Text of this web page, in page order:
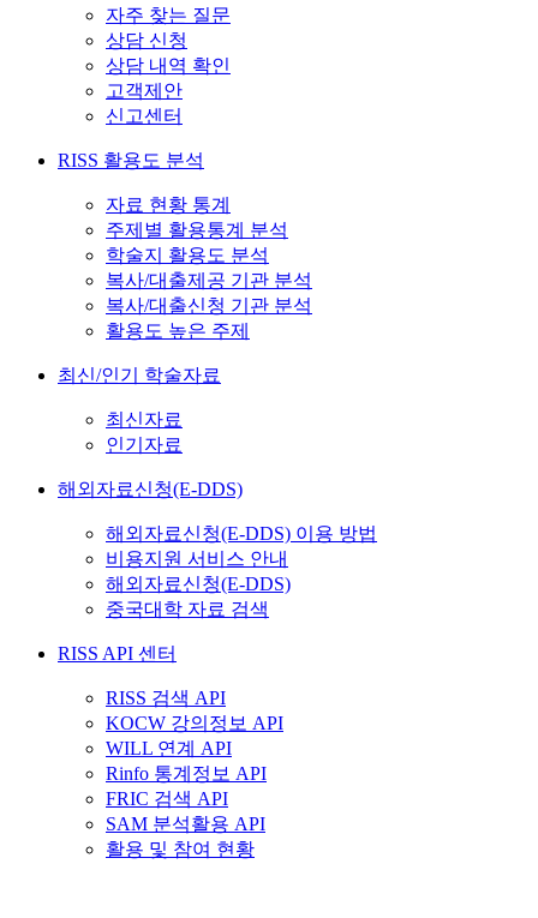
자주 찾는 질문
상담 신청
상담 내역 확인
고객제안
신고센터
RISS 활용도 분석
자료 현황 통계
주제별 활용통계 분석
학술지 활용도 분석
복사/대출제공 기관 분석
복사/대출신청 기관 분석
활용도 높은 주제
최신/인기 학술자료
최신자료
인기자료
해외자료신청(E-DDS)
해외자료신청(E-DDS) 이용 방법
비용지원 서비스 안내
해외자료신청(E-DDS)
중국대학 자료 검색
RISS API 센터
RISS 검색 API
KOCW 강의정보 API
WILL 연계 API
Rinfo 통계정보 API
FRIC 검색 API
SAM 분석활용 API
활용 및 참여 현황